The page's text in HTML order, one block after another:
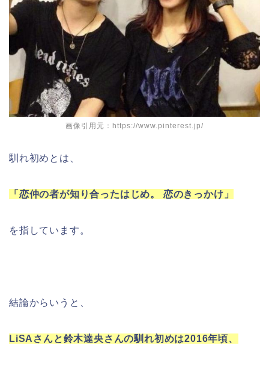
画像引用元：https://www.pinterest.jp/
馴れ初めとは、
「恋仲の者が知り合ったはじめ。 恋のきっかけ」
を指しています。
結論からいうと、
LiSAさんと鈴木達央さんの馴れ初めは2016年頃、